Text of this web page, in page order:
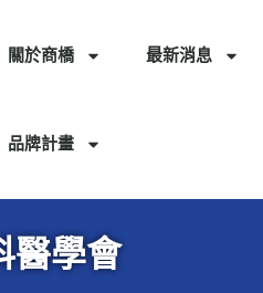
關於商橋 最新消息
品牌計畫
醫學會